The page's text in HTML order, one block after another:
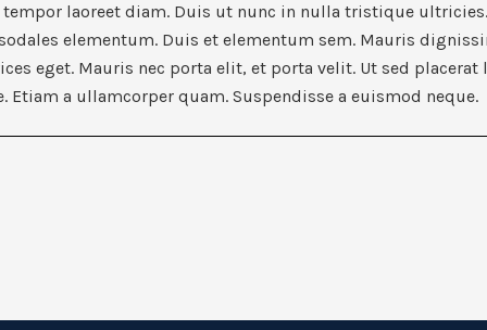
laoreet diam. Duis ut nunc in nulla tristique
elementum. Duis et elementum sem. Mauris
eget. Mauris nec porta elit, et porta velit. Ut sed placerat
Etiam a ullamcorper quam. Suspendisse a euismod neque.